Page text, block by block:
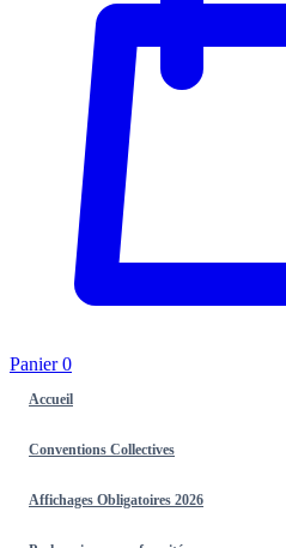
Panier0
Accueil
Conventions Collectives
Affichages Obligatoires 2026